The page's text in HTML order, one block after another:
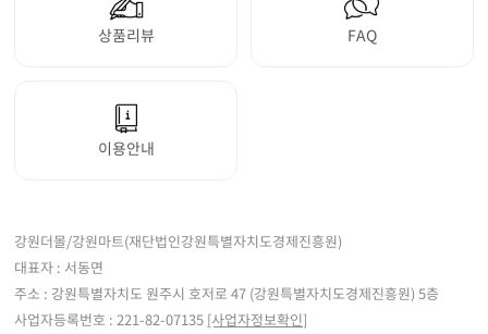
상품리뷰 FAQ
이용안내
강원더몰/강원마트(재단법인강원특별자치도경제진흥원)
대표자 : 서동면
주소 : 강원특별자치도 원주시 호저로 47 (강원특별자치도경제진흥원) 5층
사업자등록번호 : 221-82-07135 [사업자정보확인]